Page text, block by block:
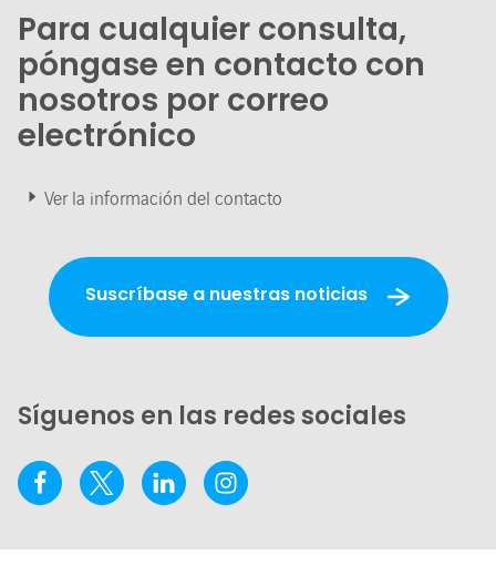
Para cualquier consulta,
póngase en contacto con
nosotros por correo
electrónico
Ver la información del contacto
Suscríbase a nuestras noticias
Síguenos en las redes sociales